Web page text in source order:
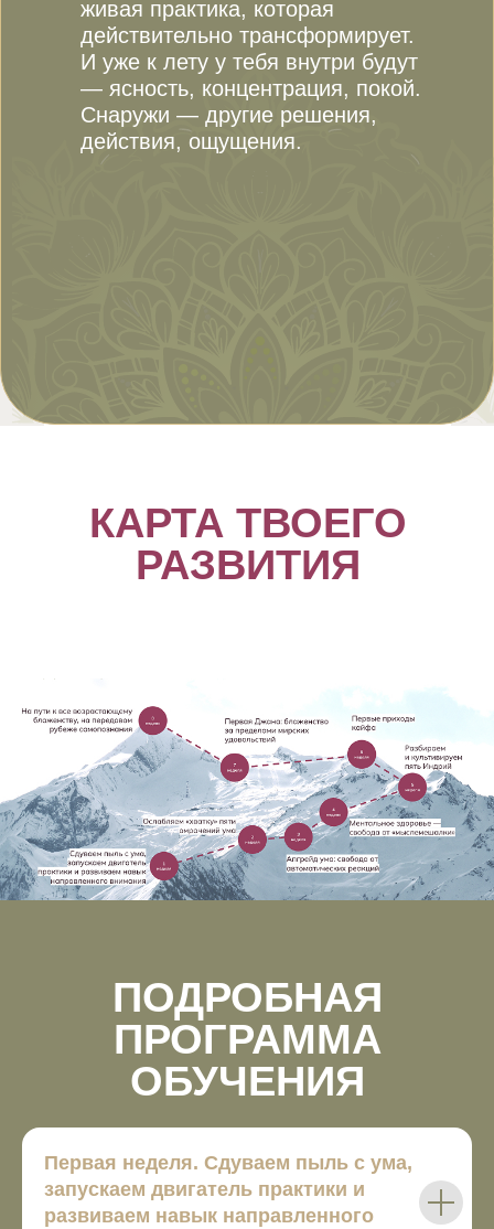
живая практика, которая
действительно трансформирует.
И уже к лету у тебя внутри будут
— ясность, концентрация, покой.
Снаружи — другие решения,
действия, ощущения.
КАРТА ТВОЕГО
РАЗВИТИЯ
ПОДРОБНАЯ
ПРОГРАММА
ОБУЧЕНИЯ
Первая неделя. Сдуваем пыль с ума,
запускаем двигатель практики и
развиваем навык направленного